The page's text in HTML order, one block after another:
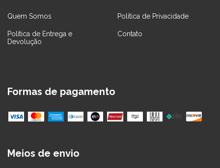
Quem Somos Política de Privacidade
Política de Entrega e
Devolução
Contato
Formas de pagamento
Meios de envio